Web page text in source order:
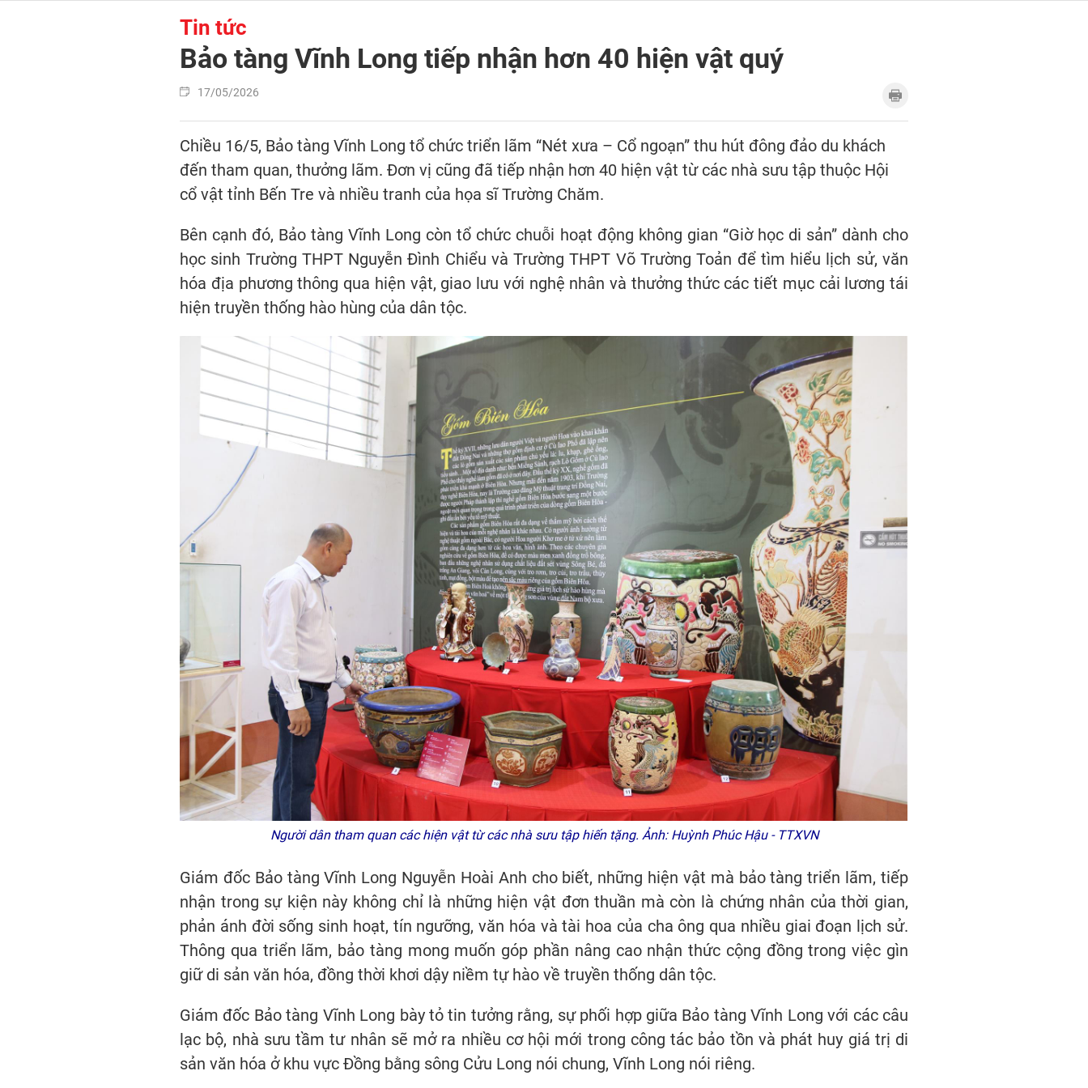
Tin tức
Bảo tàng Vĩnh Long tiếp nhận hơn 40 hiện vật quý
17/05/2026
Chiều 16/5, Bảo tàng Vĩnh Long tổ chức triển lãm “Nét xưa – Cổ ngoạn” thu hút đông đảo du khách
đến tham quan, thưởng lãm. Đơn vị cũng đã tiếp nhận hơn 40 hiện vật từ các nhà sưu tập thuộc Hội
cổ vật tỉnh Bến Tre và nhiều tranh của họa sĩ Trường Chăm.
Bên cạnh đó, Bảo tàng Vĩnh Long còn tổ chức chuỗi hoạt động không gian “Giờ học di sản” dành cho
học sinh Trường THPT Nguyễn Đình Chiểu và Trường THPT Võ Trường Toản để tìm hiểu lịch sử, văn
hóa địa phương thông qua hiện vật, giao lưu với nghệ nhân và thưởng thức các tiết mục cải lương tái
hiện truyền thống hào hùng của dân tộc.
Người dân tham quan các hiện vật từ các nhà sưu tập hiến tặng. Ảnh: Huỳnh Phúc Hậu - TTXVN
Giám đốc Bảo tàng Vĩnh Long Nguyễn Hoài Anh cho biết, những hiện vật mà bảo tàng triển lãm, tiếp
nhận trong sự kiện này không chỉ là những hiện vật đơn thuần mà còn là chứng nhân của thời gian,
phản ánh đời sống sinh hoạt, tín ngưỡng, văn hóa và tài hoa của cha ông qua nhiều giai đoạn lịch sử.
Thông qua triển lãm, bảo tàng mong muốn góp phần nâng cao nhận thức cộng đồng trong việc gìn
giữ di sản văn hóa, đồng thời khơi dậy niềm tự hào về truyền thống dân tộc.
Giám đốc Bảo tàng Vĩnh Long bày tỏ tin tưởng rằng, sự phối hợp giữa Bảo tàng Vĩnh Long với các câu
lạc bộ, nhà sưu tầm tư nhân sẽ mở ra nhiều cơ hội mới trong công tác bảo tồn và phát huy giá trị di
sản văn hóa ở khu vực Đồng bằng sông Cửu Long nói chung, Vĩnh Long nói riêng.